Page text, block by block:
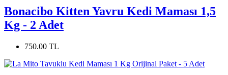
Bonacibo Kitten Yavru Kedi Maması 1,5
Kg - 2 Adet
750.00 TL